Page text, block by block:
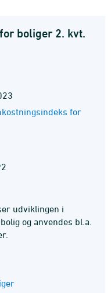
boliger 2. kvt.
for
udviklingen i
og anvendes bl.a.